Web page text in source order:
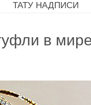
ТАТУ НАДПИСИ
в